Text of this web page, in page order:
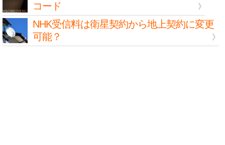
コード
NHK受信料は衛星契約から地上契約に変更
可能？